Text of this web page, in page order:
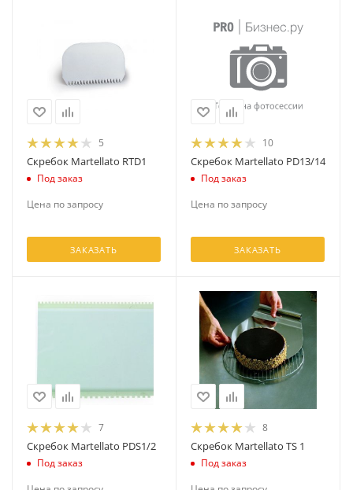
5
Скребок Martellato RTD1
Под заказ
Цена по запросу
ЗАКАЗАТЬ
10
Скребок Martellato PD13/14
Под заказ
Цена по запросу
ЗАКАЗАТЬ
7
Скребок Martellato PDS1/2
Под заказ
8
Скребок Martellato TS 1
Под заказ